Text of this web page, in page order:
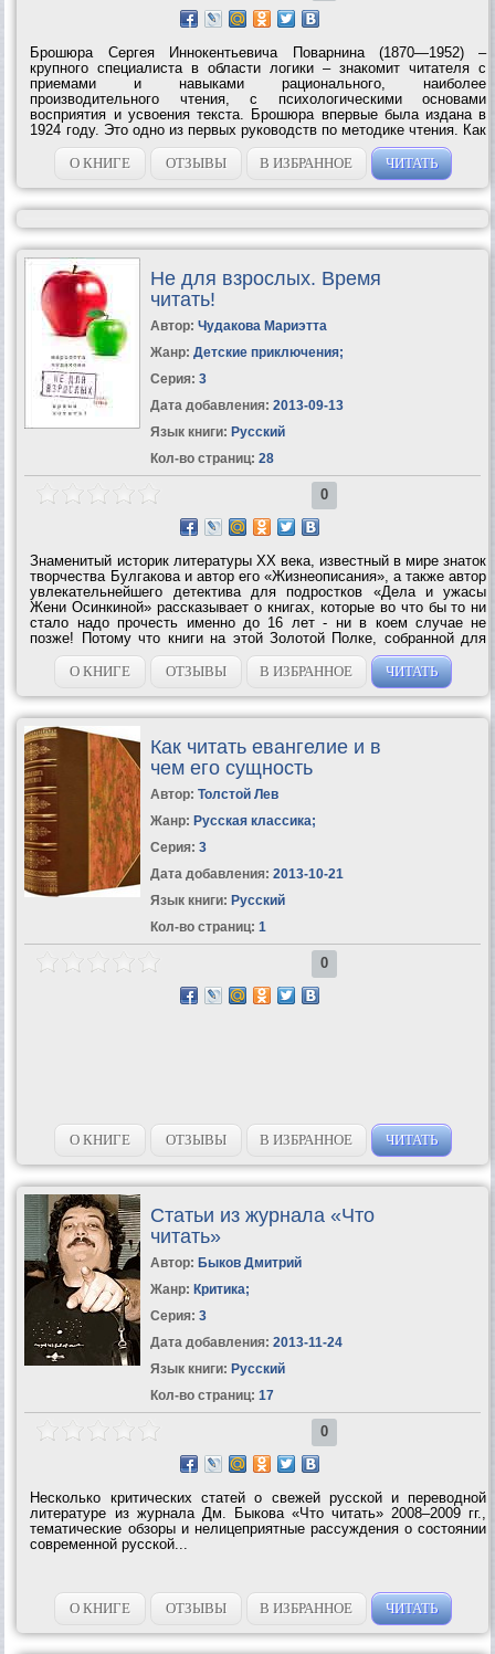
Брошюра Сергея Иннокентьевича Поварнина (1870—1952) –
крупного специалиста в области логики – знакомит читателя с
приемами и навыками рационального, наиболее
производительного чтения, с психологическими основами
восприятия и усвоения текста. Брошюра впервые была издана в
1924 году. Это одно из первых руководств по методике чтения. Как
писал C. И. Пoварнин в предисловии к изданию 1924 года, – это
«краткое введение в искусство чтения»....
О КНИГЕ ОТЗЫВЫ В ИЗБРАННОЕ ЧИТАТЬ
Не для взрослых. Время
читать!
Автор: Чудакова Мариэтта
Жанр: Детские приключения;
Серия: 3
Дата добавления: 2013-09-13
Язык книги: Русский
Кол-во страниц: 28
0
Знаменитый историк литературы ХХ века, известный в мире знаток
творчества Булгакова и автор его «Жизнеописания», а также автор
увлекательнейшего детектива для подростков «Дела и ужасы
Жени Осинкиной» рассказывает о книгах, которые во что бы то ни
стало надо прочесть именно до 16 лет - ни в коем случае не
позже! Потому что книги на этой Золотой Полке, собранной для
вас Мариэттой Чудаковой, так хитро написаны, что если вы
опоздаете и...
О КНИГЕ ОТЗЫВЫ В ИЗБРАННОЕ ЧИТАТЬ
Как читать евангелие и в
чем его сущность
Автор: Толстой Лев
Жанр: Русская классика;
Серия: 3
Дата добавления: 2013-10-21
Язык книги: Русский
Кол-во страниц: 1
0
О КНИГЕ ОТЗЫВЫ В ИЗБРАННОЕ ЧИТАТЬ
Статьи из журнала «Что
читать»
Автор: Быков Дмитрий
Жанр: Критика;
Серия: 3
Дата добавления: 2013-11-24
Язык книги: Русский
Кол-во страниц: 17
0
Несколько критических статей о свежей русской и переводной
литературе из журнала Дм. Быкова «Что читать» 2008–2009 гг.,
тематические обзоры и нелицеприятные рассуждения о состоянии
современной русской...
О КНИГЕ ОТЗЫВЫ В ИЗБРАННОЕ ЧИТАТЬ